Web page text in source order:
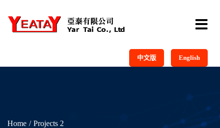
中文版 English
Home Projects 2